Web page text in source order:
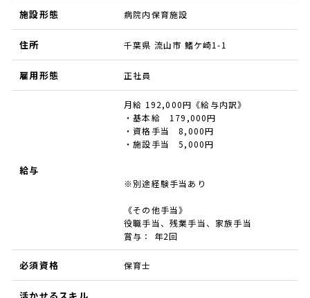
施設形態 病院内保育施設
住所 千葉県 流山市 鰭ケ崎1-1
雇用形態 正社員
給与
月給 192,000円《給与内訳》
・基本給 179,000円
・資格手当 8,000円
・施設手当 5,000円
※別途経験手当あり
《その他手当》
役職手当、残業手当、家族手当
賞与： 年2回
必須資格 保育士
活かせるスキル